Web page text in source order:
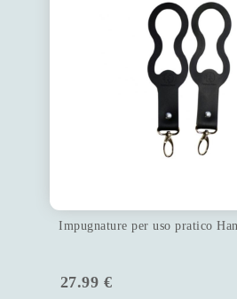
Impugnature per uso pratico
27.99 €